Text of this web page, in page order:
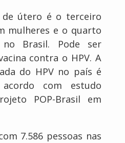
de útero é o terceiro
mulheres e o quarto
Brasil. Pode ser
contra o HPV. A
do HPV no país é
com estudo
POP-Brasil em
7.586 pessoas nas